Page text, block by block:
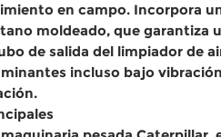
en campo. Incorpora
moldeado, que garantiza
de salida del limpiador de
incluso bajo